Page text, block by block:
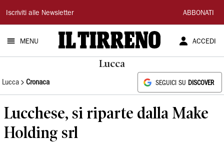
Il
Tirreno
Iscriviti alle Newsletter ABBONATI
MENU ACCEDI
Lucca
Lucca Cronaca SEGUICI SU DISCOVER
Lucchese, si riparte dalla Make
Holding srl